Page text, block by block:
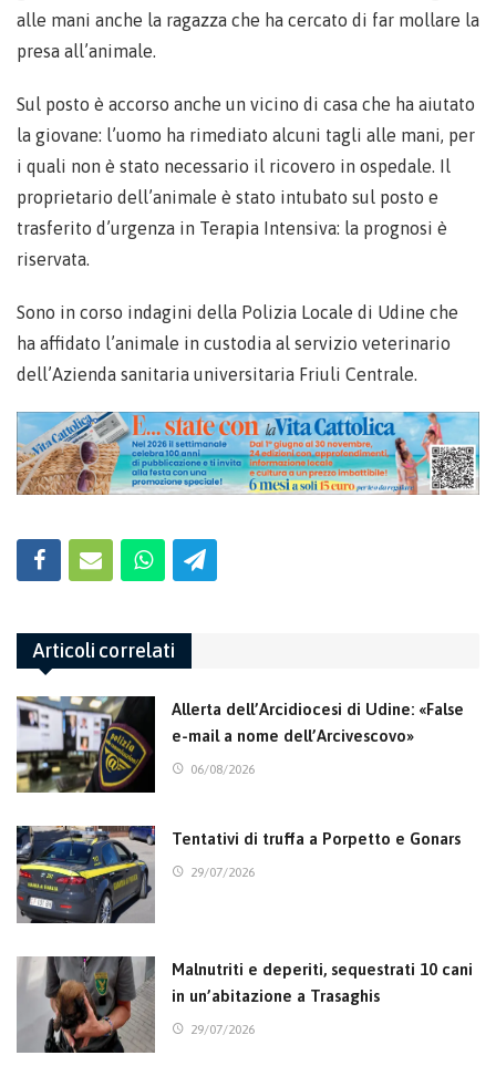
alle mani anche la ragazza che ha cercato di far mollare la
presa all’animale.
Sul posto è accorso anche un vicino di casa che ha aiutato
la giovane: l’uomo ha rimediato alcuni tagli alle mani, per
i quali non è stato necessario il ricovero in ospedale. Il
proprietario dell’animale è stato intubato sul posto e
trasferito d’urgenza in Terapia Intensiva: la prognosi è
riservata.
Sono in corso indagini della Polizia Locale di Udine che
ha affidato l’animale in custodia al servizio veterinario
dell’Azienda sanitaria universitaria Friuli Centrale.
Articoli correlati
Allerta dell’Arcidiocesi di Udine: «False
e-mail a nome dell’Arcivescovo»
06/08/2026
Tentativi di truffa a Porpetto e Gonars
29/07/2026
Malnutriti e deperiti, sequestrati 10 cani
in un’abitazione a Trasaghis
29/07/2026